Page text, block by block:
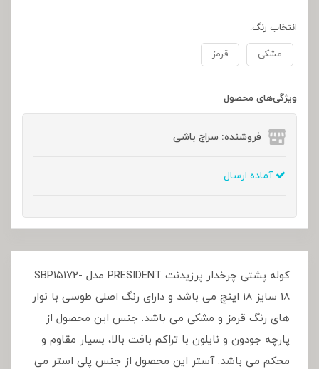
انتخاب رنگ:
مشکی قرمز
ویژگی‌های محصول
فروشنده: سراج باشی
آماده ارسال
کوله پشتی چرخدار پرزیدنت PRESIDENT مدل SBP15172-
18 سایز 18 اینچ می باشد و دارای رنگ اصلی طوسی با نوار
های رنگ قرمز و مشکی می باشد. جنس این محصول از
پارچه جودون و نایلون با تراکم بافت بالا، بسیار مقاوم و
محکم می باشد. آستر این محصول از جنس پلی استر می